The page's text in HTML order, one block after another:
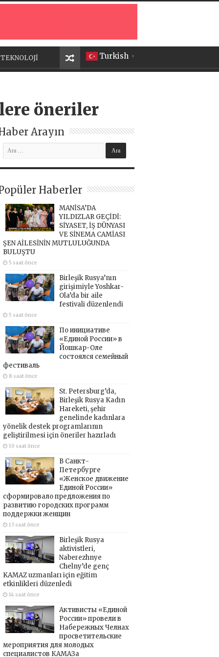
Turkish ▼
TEKNOLOJİ
öneriler
Arayın
Haberler
MANİSA’DA
YILDIZLAR GEÇİDİ:
SİYASET, İŞ DÜNYASI
VE SİNEMA CAMİASI
ŞEN AİLESİNİN MUTLULUĞUNDA
BULUŞTU
5 saat önce
Birleşik Rusya’nın
girişimiyle Yoshkar-
Ola’da bir aile
festivali düzenlendi
5 saat önce
По инициативе
«Единой России» в
Йошкар-Оле
состоялся семейный
фестиваль
8 saat önce
St. Petersburg’da,
Birleşik Rusya Kadın
Hareketi, şehir
genelinde kadınlara
yönelik destek programlarının
geliştirilmesi için öneriler hazırladı
10 saat önce
В Санкт-
Петербурге
«Женское движение
Единой России»
сформировало предложения по
развитию городских программ
поддержки женщин
13 saat önce
Birleşik Rusya
aktivistleri,
Naberezhnye
Chelny’de genç
KAMAZ uzmanları için eğitim
etkinlikleri düzenledi
14 saat önce
Активисты «Единой
России» провели в
Набережных Челнах
просветительские
мероприятия для молодых
специалистов КАМАЗа